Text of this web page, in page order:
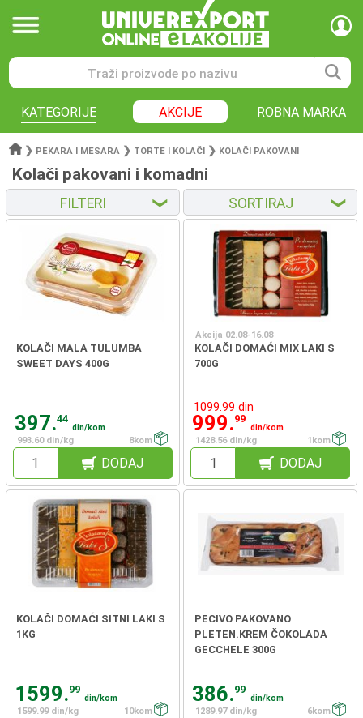
KATEGORIJE AKCIJE ROBNA MARKA
❯ PEKARA I MESARA ❯ TORTE I KOLAČI ❯ KOLAČI PAKOVANI
Kolači pakovani i komadni
FILTERI ❮ SORTIRAJ ❮
KOLAČI MALA TULUMBA
SWEET DAYS 400G
397.44
din/kom
993.60 din/kg
8kom
DODAJ
Akcija 02.08-16.08
KOLAČI DOMAĆI MIX LAKI S
700G
1099.99 din
999.99
din/kom
1428.56 din/kg
1kom
DODAJ
KOLAČI DOMAĆI SITNI LAKI S
1KG
1599.99
din/kom
1599.99 din/kg
10kom
PECIVO PAKOVANO
PLETEN.KREM ČOKOLADA
GECCHELE 300G
386.99
din/kom
1289.97 din/kg
6kom